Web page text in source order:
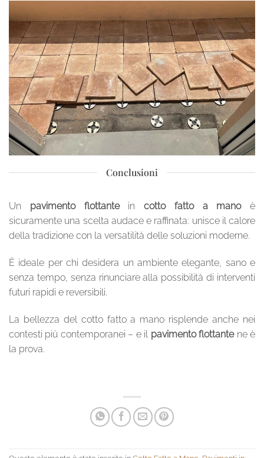
Conclusioni
Un pavimento flottantein cotto fatto a manoè
sicuramente una scelta audace e raffinata: unisce il calore
della tradizione con la versatilità delle soluzioni moderne.
È ideale per chi desidera un ambiente elegante, sano e
senza tempo, senza rinunciare alla possibilità di interventi
futuri rapidi e reversibili.
La bellezza del cotto fatto a mano risplende anche nei
contesti più contemporanei – e il pavimento flottantene è
la prova.